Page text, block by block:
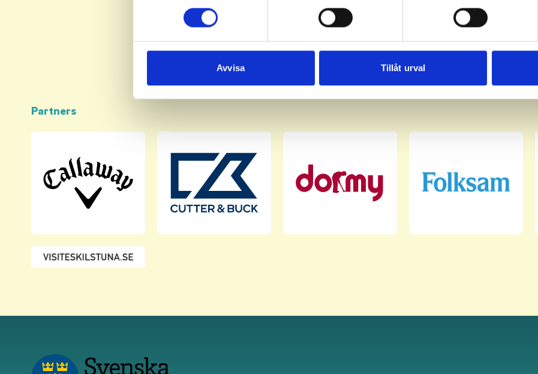
eller dra tillbaka ditt samtycke när som helst från cookie-förklaringen.
sociala medier och analysera vår trafik. Vi vidarebefordrar även sådana identifierare och
till de sociala medier och annons- och analysföretag som vi samarbetar med. Dessa kan i
Avvisa Tillåt urval
Partners